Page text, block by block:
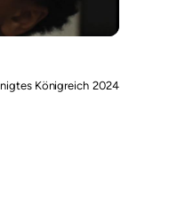
Königreich 2024